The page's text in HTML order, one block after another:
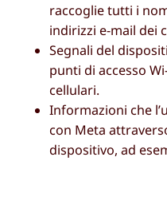
raccoglie tutti i
indirizzi e-mail dei
Segnali del
punti di accesso
cellulari.
Informazioni che
con Meta
dispositivo, ad